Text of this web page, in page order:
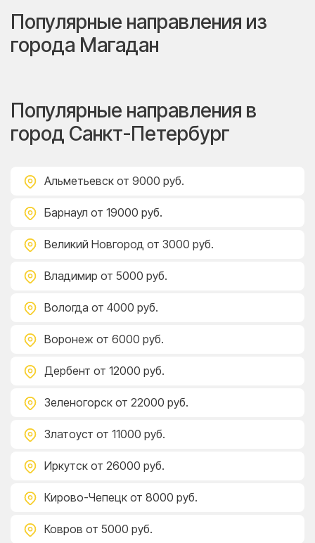
Популярные направления из
города Магадан
Популярные направления в
город Санкт-Петербург
Альметьевск от 9000 руб.
Барнаул от 19000 руб.
Великий Новгород от 3000 руб.
Владимир от 5000 руб.
Вологда от 4000 руб.
Воронеж от 6000 руб.
Дербент от 12000 руб.
Зеленогорск от 22000 руб.
Златоуст от 11000 руб.
Иркутск от 26000 руб.
Кирово-Чепецк от 8000 руб.
Ковров от 5000 руб.